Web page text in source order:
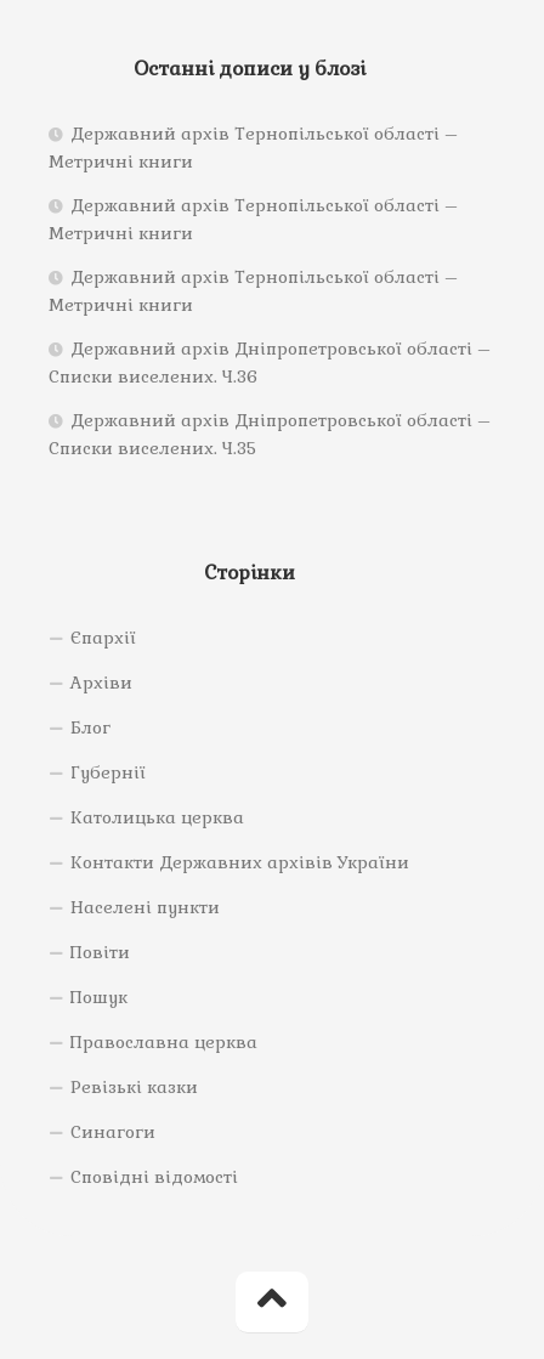
Останні дописи у блозі
Державний архів Тернопільської області –
Метричні книги
Державний архів Тернопільської області –
Метричні книги
Державний архів Тернопільської області –
Метричні книги
Державний архів Дніпропетровської області –
Списки виселених. Ч.36
Державний архів Дніпропетровської області –
Списки виселених. Ч.35
Сторінки
Єпархії
Архіви
Блог
Губернії
Католицька церква
Контакти Державних архівів України
Населені пункти
Повіти
Пошук
Православна церква
Ревізькі казки
Синагоги
Сповідні відомості